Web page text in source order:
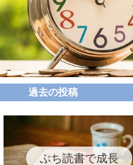
過去の投稿
ぷち読書で成長